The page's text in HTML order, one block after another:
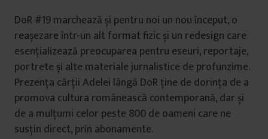
DoR #19 marchează și pentru noi un nou început, o
reașezare într-un alt format fizic și un redesign care
esențializează preocuparea pentru eseuri, reportaje,
portrete și alte materiale jurnalistice de profunzime.
Prezența cărții Adelei lângă DoR ține de dorința de a
promova cultura românească contemporană, dar și
de a mulțumi celor peste 800 de oameni care ne
susțin direct, prin abonamente.